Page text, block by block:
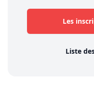
Les
Liste